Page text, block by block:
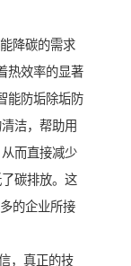
降碳的需求
热效率的显著
能防垢除垢防
洁，帮助用
而直接减少
碳排放。这
的企业所接
，真正的技